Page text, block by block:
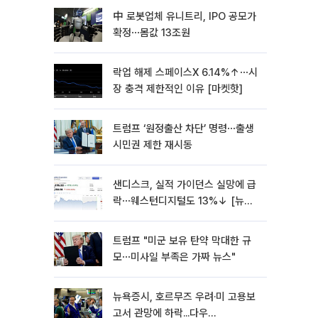
中 로봇업체 유니트리, IPO 공모가
확정⋯몸값 13조원
락업 해제 스페이스X 6.14%↑⋯시
장 충격 제한적인 이유 [마켓핫]
트럼프 ‘원정출산 차단’ 명령⋯출생
시민권 제한 재시동
샌디스크, 실적 가이던스 실망에 급
락⋯웨스턴디지털도 13%↓ [뉴욕
트럼프 "미군 보유 탄약 막대한 규
모⋯미사일 부족은 가짜 뉴스"
뉴욕증시, 호르무즈 우려·미 고용보
고서 관망에 하락...다우